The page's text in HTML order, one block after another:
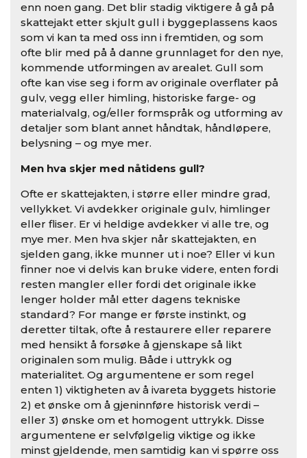
enn noen gang. Det blir stadig viktigere å gå på
skattejakt etter skjult gull i byggeplassens kaos
som vi kan ta med oss inn i fremtiden, og som
ofte blir med på å danne grunnlaget for den nye,
kommende utformingen av arealet. Gull som
ofte kan vise seg i form av originale overflater på
gulv, vegg eller himling, historiske farge- og
materialvalg, og/eller formspråk og utforming av
detaljer som blant annet håndtak, håndløpere,
belysning – og mye mer.
Men hva skjer med nåtidens gull?
Ofte er skattejakten, i større eller mindre grad,
vellykket. Vi avdekker originale gulv, himlinger
eller fliser. Er vi heldige avdekker vi alle tre, og
mye mer. Men hva skjer når skattejakten, en
sjelden gang, ikke munner ut i noe? Eller vi kun
finner noe vi delvis kan bruke videre, enten fordi
resten mangler eller fordi det originale ikke
lenger holder mål etter dagens tekniske
standard? For mange er første instinkt, og
deretter tiltak, ofte å restaurere eller reparere
med hensikt å forsøke å gjenskape så likt
originalen som mulig. Både i uttrykk og
materialitet. Og argumentene er som regel
enten 1) viktigheten av å ivareta byggets historie
2) et ønske om å gjeninnføre historisk verdi –
eller 3) ønske om et homogent uttrykk. Disse
argumentene er selvfølgelig viktige og ikke
minst gjeldende, men samtidig kan vi spørre oss